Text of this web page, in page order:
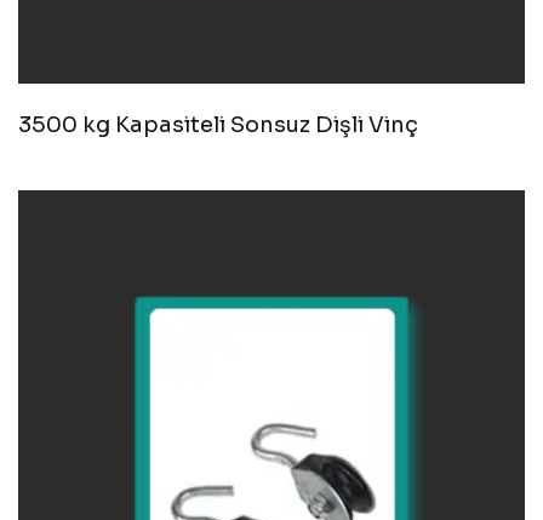
3500 kg Kapasiteli Sonsuz Dişli Vinç